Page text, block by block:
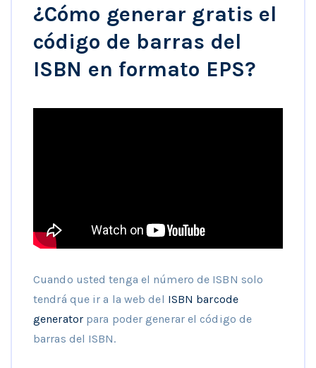
¿Cómo generar gratis el
código de barras del
ISBN en formato EPS?
Cuando usted tenga el número de ISBN solo
tendrá que ir a la web del ISBN barcode
generatorpara poder generar el código de
barras del ISBN.